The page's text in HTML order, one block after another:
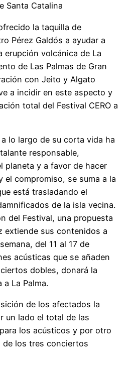
Santa Catalina
la taquilla de
Pérez Galdós a ayudar a
erupción volcánica de La
de Las Palmas de Gran
con Jeito y Algato
a incidir en este aspecto y
total del Festival CERO a
a lo largo de su corta vida ha
responsable,
planeta y a favor de hacer
el compromiso, se suma a la
está trasladando el
de la isla vecina.
del Festival, una propuesta
extiende sus contenidos a
del 11 al 17 de
acústicas que se añaden
dobles, donará la
La Palma.
de los afectados la
un lado el total de las
los acústicos y por otro
de los tres conciertos